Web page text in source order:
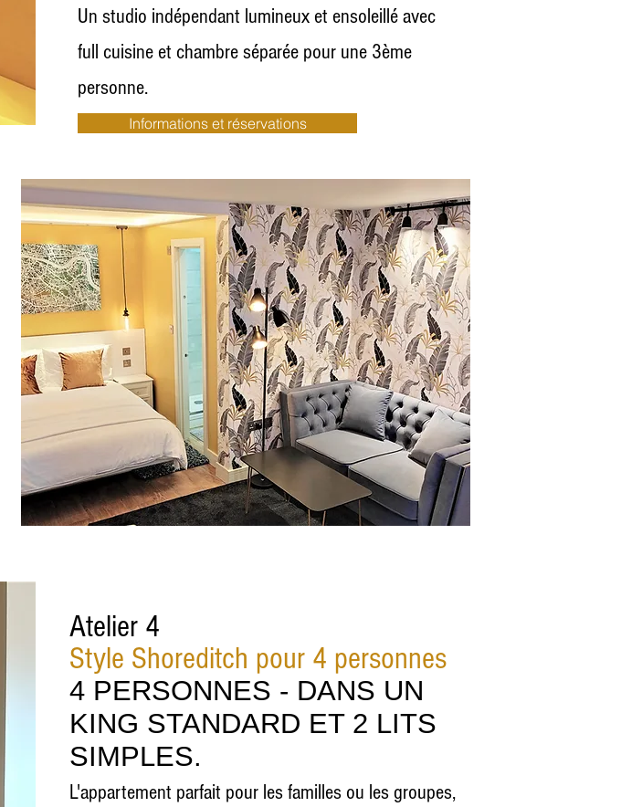
Un studio indépendant lumineux et ensoleillé avec
full cuisine et chambre séparée pour une 3ème
personne.
Informations et réservations
Atelier 4
Style Shoreditch pour 4 personnes
4 PERSONNES - DANS UN
KING STANDARD ET 2 LITS
SIMPLES.
L'appartement parfait pour les familles ou les groupes,